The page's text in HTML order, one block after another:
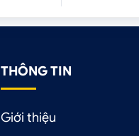
THÔNG TIN
Giới thiệu